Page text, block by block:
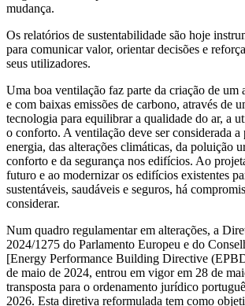
mudança.
Os relatórios de sustentabilidade são hoje
para comunicar valor, orientar decisões e
seus utilizadores.
Uma boa ventilação faz parte da criação de um
e com baixas emissões de carbono, através de
tecnologia para equilibrar a qualidade do ar, a
o conforto. A ventilação deve ser considerada a
energia, das alterações climáticas, da poluição
conforto e da segurança nos edifícios. Ao
futuro e ao modernizar os edifícios existentes
sustentáveis, saudáveis e seguros, há
considerar.
Num quadro regulamentar em alterações, a
2024/1275 do Parlamento Europeu e do
[Energy Performance Building Directive
de maio de 2024, entrou em vigor em 28 de
transposta para o ordenamento jurídico
2026. Esta diretiva reformulada tem como